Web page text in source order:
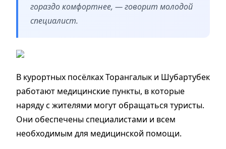
гораздо комфортнее, — говорит молодой
специалист.
В курортных посёлках Торангалык и Шубартубек
работают медицинские пункты, в которые
наряду с жителями могут обращаться туристы.
Они обеспечены специалистами и всем
необходимым для медицинской помощи.